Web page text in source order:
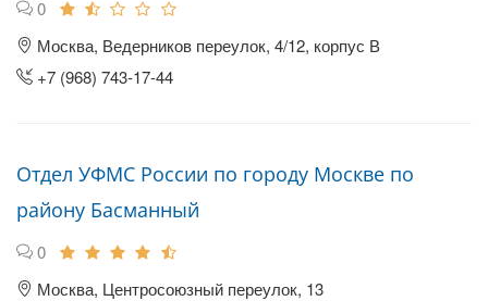
0
Москва, Ведерников переулок, 4/12, корпус В
+7 (968) 743-17-44
Отдел УФМС России по городу Москве по
району Басманный
0
Москва, Центросоюзный переулок, 13